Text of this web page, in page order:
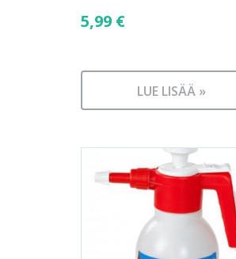
5,99 €
LUE LISÄÄ »